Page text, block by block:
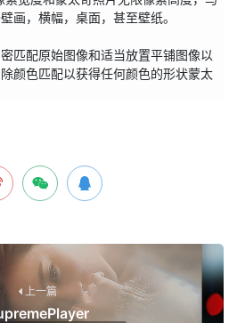
画，横幅，桌面，甚至壁纸。
匹配原始图像和适当放置平铺图像以
颜色匹配以获得任何颜色的形状蒙太
上一篇